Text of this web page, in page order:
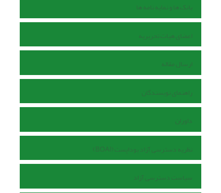
بانک ها و نمایه نامه ها
اعضای هیات تحریریه
ارسال مقاله
راهنمای نویسندگان
داوران
نظریه دسترسی آزاد بوداپست (BOAI)
سیاست دسترسی آزاد